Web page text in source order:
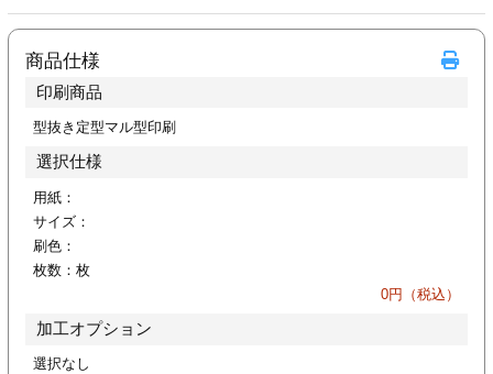
印刷
リーブ印刷
加工
ァイル印刷
リーブ
商品仕様
印刷商品
型抜き定型マル型印刷
選択仕様
用紙：
サイズ：
刷色：
枚数： 枚
0円（税込）
加工オプション
選択なし